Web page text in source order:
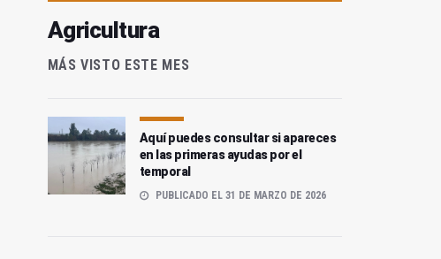
Agricultura
MÁS VISTO ESTE MES
Aquí puedes consultar si apareces
en las primeras ayudas por el
temporal
PUBLICADO EL 31 DE MARZO DE 2026